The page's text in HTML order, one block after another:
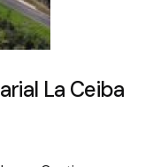
La Ceiba